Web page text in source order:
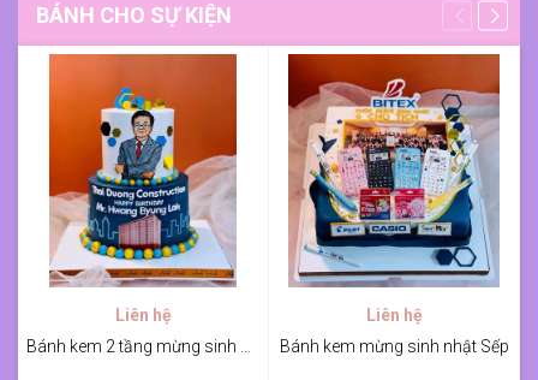
BÁNH CHO SỰ KIỆN
Liên hệ
Liên hệ
Bánh kem mừng sinh nhật Sếp